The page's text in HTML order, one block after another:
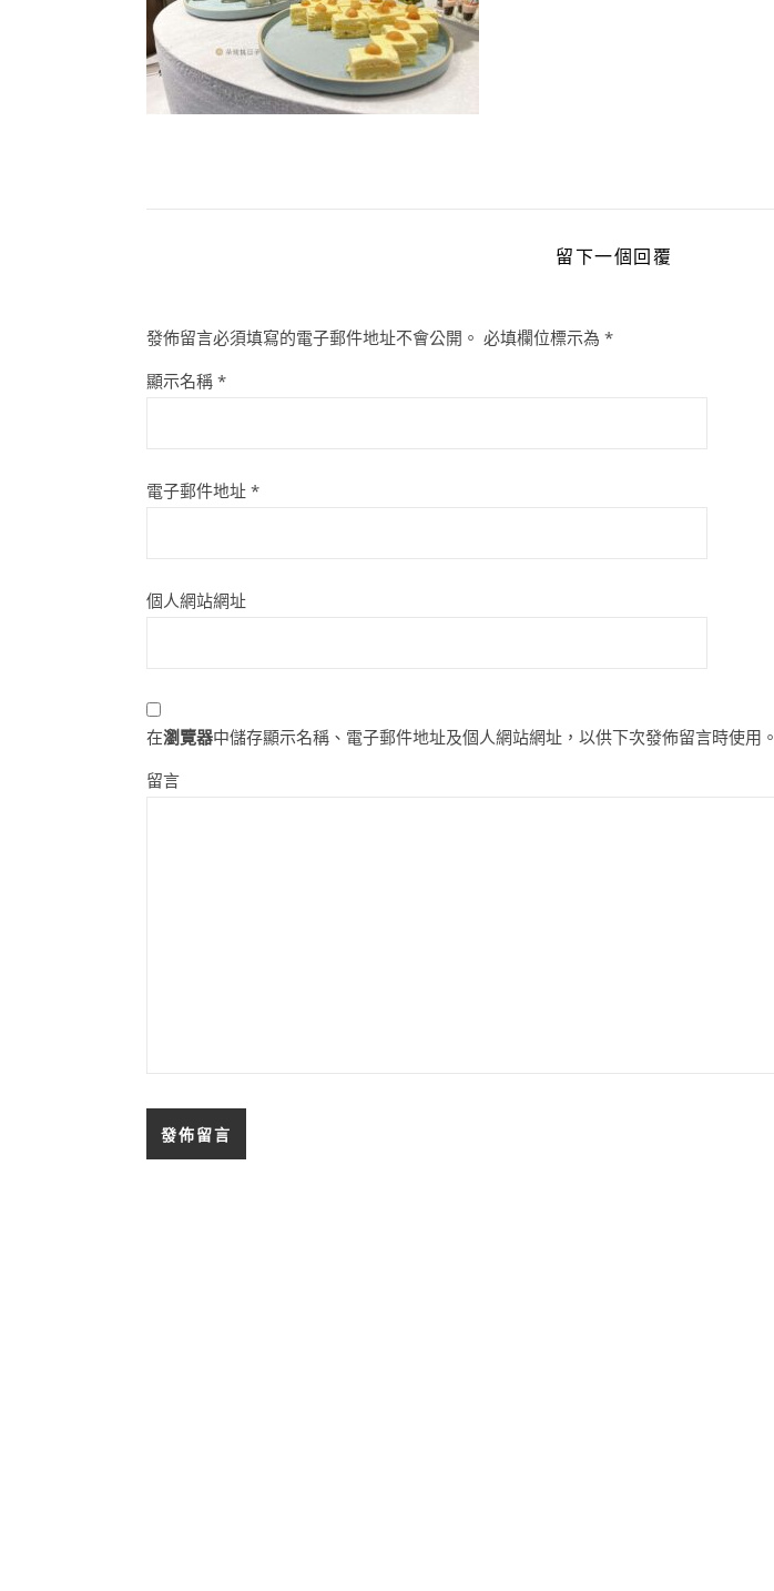
留下一個回覆
發佈留言必須填寫的電子郵件地址不會公開。 必填欄位標示為 *
顯示名稱 *
電子郵件地址 *
個人網站網址
在瀏覽器中儲存顯示名稱、電子郵件地址及個人網站網址，以供下次發佈留言時使用。
留言